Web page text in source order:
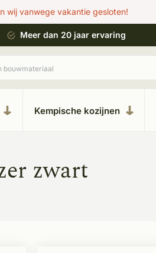
wij vanwege vakantie gesloten!
Meer dan 20 jaar ervaring
Kempische kozijnen
zwart